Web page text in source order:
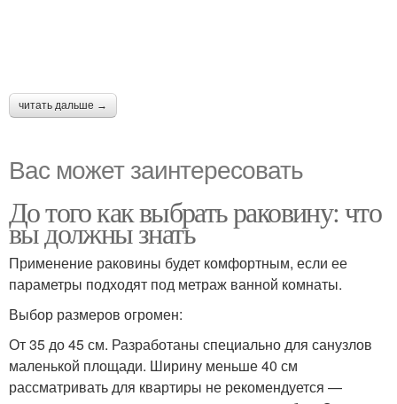
читать дальше →
Вас может заинтересовать
До того как выбрать раковину: что
вы должны знать
Применение раковины будет комфортным, если ее
параметры подходят под метраж ванной комнаты.
Выбор размеров огромен:
От 35 до 45 см. Разработаны специально для санузлов
маленькой площади. Ширину меньше 40 см
рассматривать для квартиры не рекомендуется —